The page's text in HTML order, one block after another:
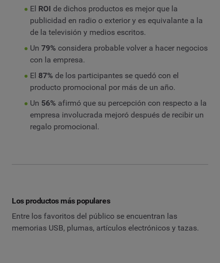
El ROI de dichos productos es mejor que la
publicidad en radio o exterior y es equivalante a la
de la televisión y medios escritos.
Un 79% considera probable volver a hacer negocios
con la empresa.
El 87% de los participantes se quedó con el
producto promocional por más de un año.
Un 56% afirmó que su percepción con respecto a la
empresa involucrada mejoró después de recibir un
regalo promocional.
Los productos más populares
Entre los favoritos del público se encuentran las
memorias USB, plumas, artículos electrónicos y tazas.